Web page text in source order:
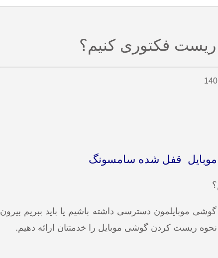
فکتوری کنیم؟
قفل شده سامسونگ
موبایلمون دسترسی داشته باشیم یا باید ببریم بیرون
ریست کردن گوشی موبایل را خدمتتان ارائه دهیم.